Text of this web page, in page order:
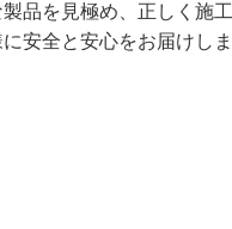
品を見極め、正しく施工
安全と安心をお届けしま